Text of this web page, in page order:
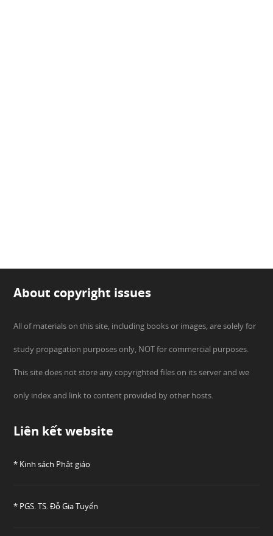
About copyright issues
All of materials on this site, including books or images, are solely for
study propagation purposes only, NOT for commercial purposes.
This site does not store any copyrighted files on its server and we
only index and link to content provided by other hosts.
Liên kết website
* Kinh sách Phật giáo
* PGS. TS. Đỗ Gia Tuyển